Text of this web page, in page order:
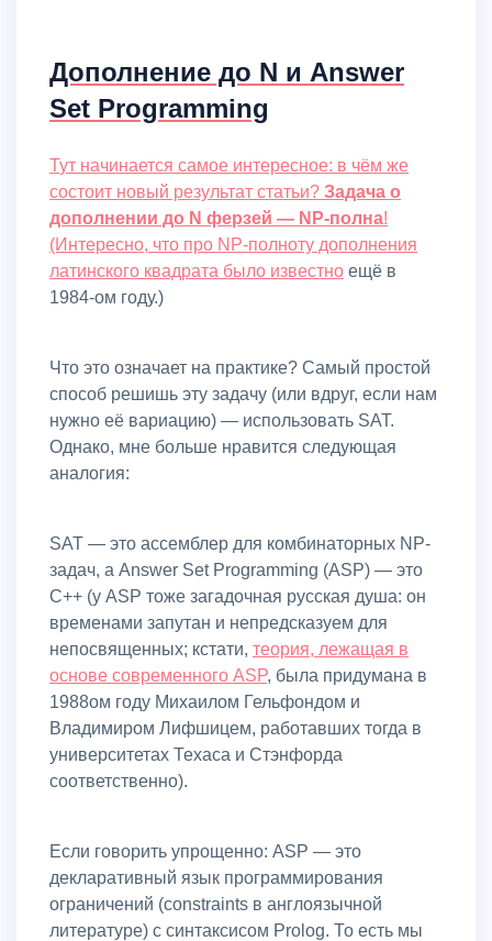
Дополнение до N и Answer
Set Programming
Тут начинается самое интересное: в чём же
состоит новый результат статьи? Задача о
дополнении до N ферзей — NP-полна!
(Интересно, что про NP-полноту дополнения
латинского квадрата было известно ещё в
1984-ом году.)
Что это означает на практике? Самый простой
способ решишь эту задачу (или вдруг, если нам
нужно её вариацию) — использовать SAT.
Однако, мне больше нравится следующая
аналогия:
SAT — это ассемблер для комбинаторных NP-
задач, а Answer Set Programming (ASP) — это
С++ (у ASP тоже загадочная русская душа: он
временами запутан и непредсказуем для
непосвященных; кстати, теория, лежащая в
основе современного ASP, была придумана в
1988ом году Михаилом Гельфондом и
Владимиром Лифшицем, работавших тогда в
университетах Техаса и Стэнфорда
соответственно).
Если говорить упрощенно: ASP — это
декларативный язык программирования
ограничений (constraints в англоязычной
литературе) с синтаксисом Prolog. То есть мы